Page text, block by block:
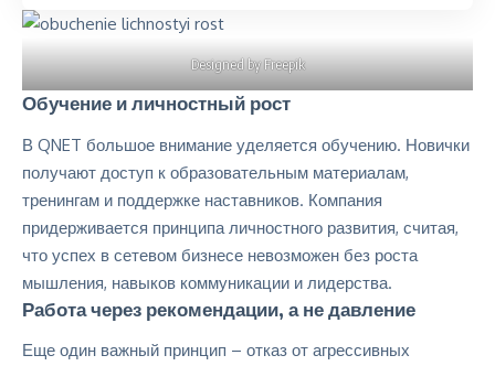
Designed by Freepik
Обучение и личностный рост
В QNET большое внимание уделяется обучению. Новички
получают доступ к образовательным материалам,
тренингам и поддержке наставников. Компания
придерживается принципа личностного развития, считая,
что успех в сетевом бизнесе невозможен без роста
мышления, навыков коммуникации и лидерства.
Работа через рекомендации, а не давление
Еще один важный принцип – отказ от агрессивных